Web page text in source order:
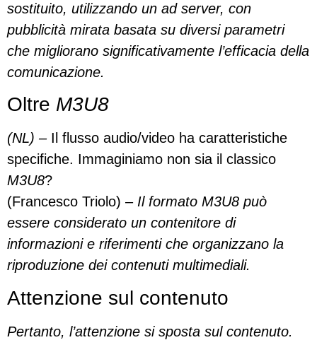
sostituito, utilizzando un ad server, con
pubblicità mirata basata su diversi parametri
che migliorano significativamente l’efficacia della
comunicazione.
Oltre M3U8
(NL) – Il flusso audio/video ha caratteristiche
specifiche. Immaginiamo non sia il classico
M3U8?
(Francesco Triolo) – Il formato M3U8 può
essere considerato un contenitore di
informazioni e riferimenti che organizzano la
riproduzione dei contenuti multimediali.
Attenzione sul contenuto
Pertanto, l’attenzione si sposta sul contenuto.